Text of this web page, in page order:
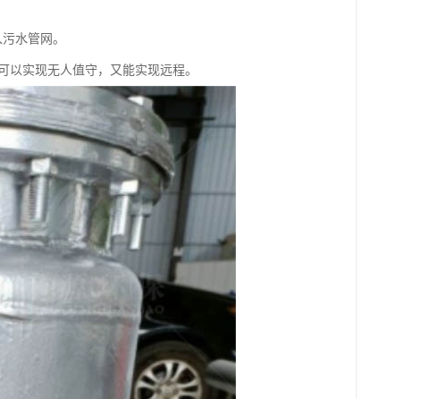
水管网。
以实现无人值守，又能实现远程。